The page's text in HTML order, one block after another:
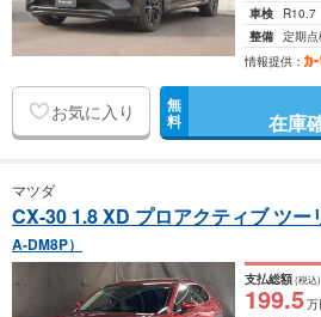
車検
R10.7
整備 定期
情報提供：
お気に入り 無
料 在庫
マツダ
CX-30 1.8 XD プロアクティブ ツー
A-DM8P）
支払総額(税込)
199.5万